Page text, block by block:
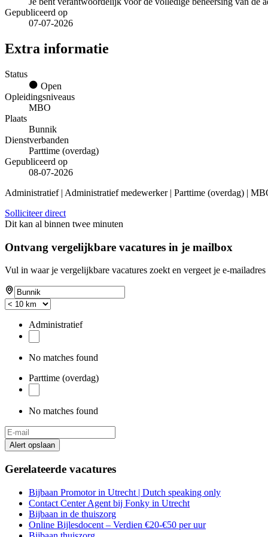
Gepubliceerd op
07-07-2026
Extra informatie
Status
Open
Opleidingsniveaus
MBO
Plaats
Bunnik
Dienstverbanden
Parttime (overdag)
Gepubliceerd op
08-07-2026
Administratief | Administratief medewerker | Parttime (overdag) |
Solliciteer direct
Dit kan al binnen twee minuten
Ontvang vergelijkbare vacatures in je mailbox
Vul in waar je vergelijkbare vacatures zoekt en vergeet je e-mailadres
Administratief
No matches found
Parttime (overdag)
No matches found
Alert opslaan
Gerelateerde vacatures
Bijbaan Promotor in Utrecht | Dutch speaking only
Contact Center Agent bij Fonky in Utrecht
Bijbaan in de thuiszorg
Online Bijlesdocent – Verdien €20-€50 per uur